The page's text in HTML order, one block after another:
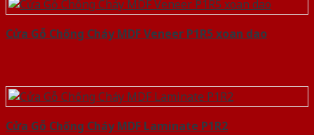
Cửa Gỗ Chống Cháy MDF Veneer P1R5 xoan dao
Cửa Gỗ Chống Cháy MDF Laminate P1R2